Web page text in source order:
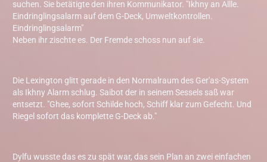
suchen. Sie betätigte den ihren Kommunikator. "Ikhny an Allle.
Eindringlingsalarm auf dem G-Deck, Umweltkontrollen.
Eindringlingsalarm"
Neben ihr zischte es. Der Fremde schoss nun auf sie.
Die Lexington glitt gerade in den Normalraum des Ger'as-System
als Ikhny Alarm schlug. Saibot der in seinem Sessels saß war
entsetzt. "Ghee, sofort Schilde hoch, Schiff klar zum Gefecht. Und
Riegel sofort das komplette G-Deck ab."
Dylfu wusste das es zu spät war, das sein Plan an zwei einfachen